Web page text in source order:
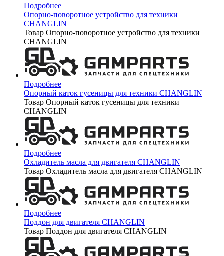
Подробнее
Опорно-поворотное устройство для техники
CHANGLIN
Товар Опорно-поворотное устройство для техники
CHANGLIN
Подробнее
Опорный каток гусеницы для техники CHANGLIN
Товар Опорный каток гусеницы для техники
CHANGLIN
Подробнее
Охладитель масла для двигателя CHANGLIN
Товар Охладитель масла для двигателя CHANGLIN
Подробнее
Поддон для двигателя CHANGLIN
Товар Поддон для двигателя CHANGLIN